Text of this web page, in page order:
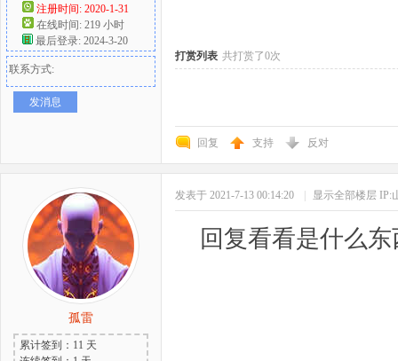
注册时间: 2020-1-31
在线时间: 219 小时
最后登录: 2024-3-20
联系方式:
发消息
打赏列表 共打赏了0次
回复 支持 反对
孤雷
累计签到：11 天
发表于 2021-7-13 00:14:20 显示全部楼层 IP:
回复看看是什么